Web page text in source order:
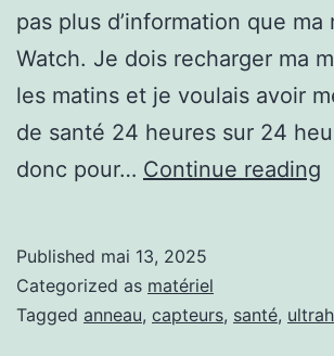
pas plus d’information que
Watch. Je dois recharger ma
les matins et je voulais avoir
de santé 24 heures sur 24
donc pour… Continue reading
Published mai 13, 2025
Categorized as matériel
Tagged anneau, capteurs, santé,